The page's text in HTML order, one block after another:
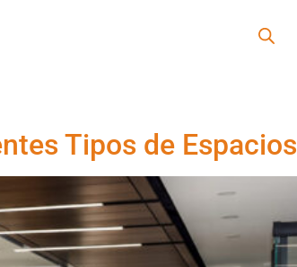
Tipos de Espacios